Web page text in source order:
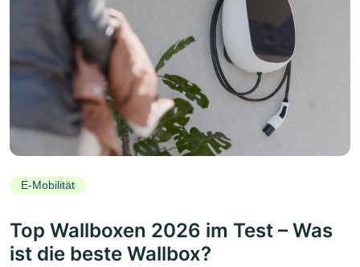
E-Mobilität
Top Wallboxen 2026 im Test – Was
ist die beste Wallbox?